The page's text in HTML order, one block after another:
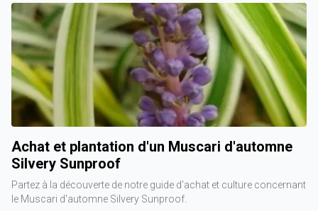
Achat et plantation d'un Muscari d'automne
Silvery Sunproof
Partez à la découverte de notre guide d'achat et culture concernant
le Muscari d'automne Silvery Sunproof.